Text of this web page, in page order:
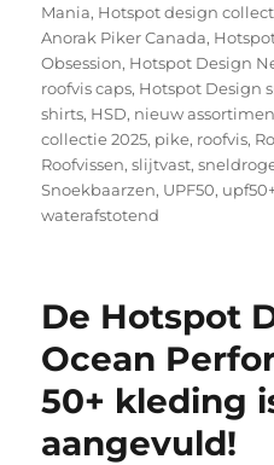
Mania, Hotspot design
Anorak Piker Canada,
Obsession, Hotspot Design
roofvis caps, Hotspot Design
shirts, HSD, nieuw
collectie 2025, pike, roofvis,
Roofvissen,slijtvast,
Snoekbaarzen, UPF50,
waterafstotend
De Hotspot
Ocean
50+ kleding
aangevuld!